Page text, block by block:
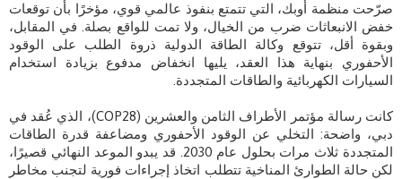
صرّحت منظمة أوبك، التي تتمتع بنفوذ عالمي قوي، مؤخرًا بأن توقعات
خفض الانبعاثات ضرب من الخيال، ولا تمت للواقع بصلة. في المقابل،
وبقوة أقل، تتوقع وكالة الطاقة الدولية ذروة الطلب على الوقود
الأحفوري بنهاية هذا العقد، يليها انخفاض مدفوع بزيادة استخدام
السيارات الكهربائية والطاقات المتجددة.
كانت رسالة مؤتمر الأطراف الثامن والعشرين (COP28)، الذي عُقد في
دبي، واضحة: التخلي عن الوقود الأحفوري ومضاعفة قدرة الطاقات
المتجددة ثلاث مرات بحلول عام 2030. قد يبدو الموعد النهائي قصيرًا،
لكن حالة الطوارئ المناخية تتطلب اتخاذ إجراءات فورية لتجنب مخاطر